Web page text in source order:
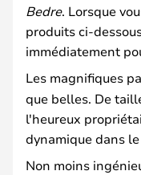
Bedre. Lorsque
produits ci-
immédiatement
Les magnifiques
que belles. De
l'heureux
dynamique dans
Non moins